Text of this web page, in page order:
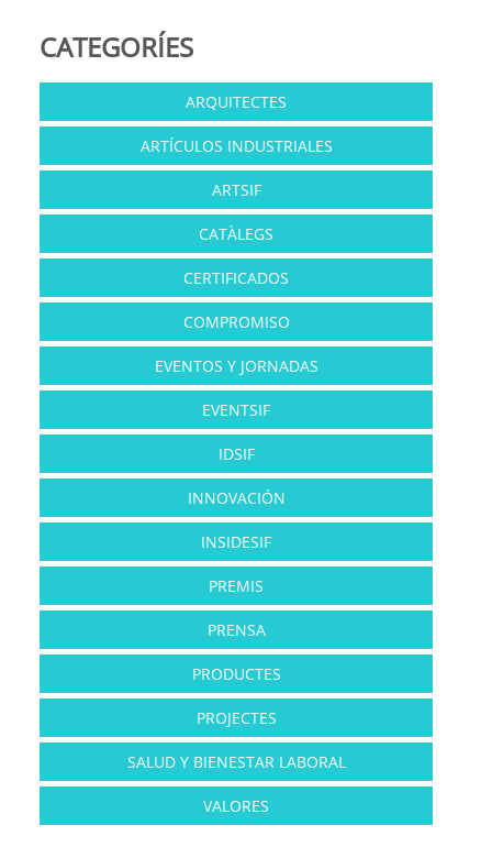
CATEGORÍES
ARQUITECTES
ARTÍCULOS INDUSTRIALES
ARTSIF
CATÀLEGS
CERTIFICADOS
COMPROMISO
EVENTOS Y JORNADAS
EVENTSIF
IDSIF
INNOVACIÓN
INSIDESIF
PREMIS
PRENSA
PRODUCTES
PROJECTES
SALUD Y BIENESTAR LABORAL
VALORES